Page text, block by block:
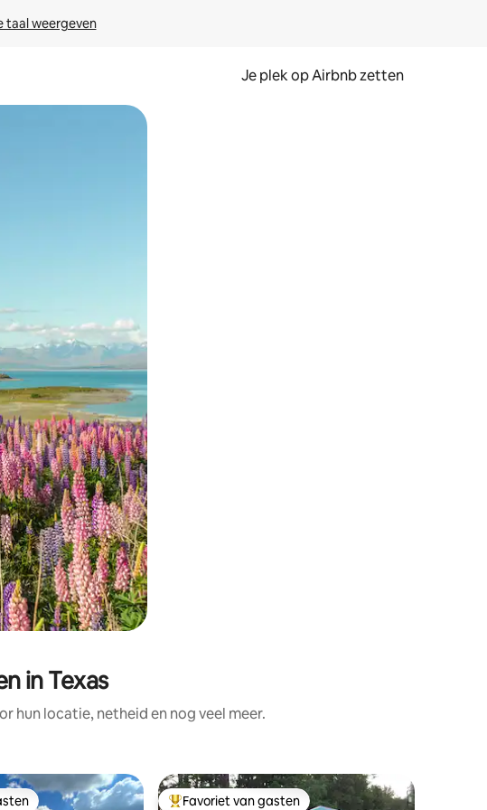
taal weergeven
Je plek op Airbnb zetten
door te tikken of swipen.
in Texas
hun locatie, netheid en nog veel meer.
Favoriet van gasten